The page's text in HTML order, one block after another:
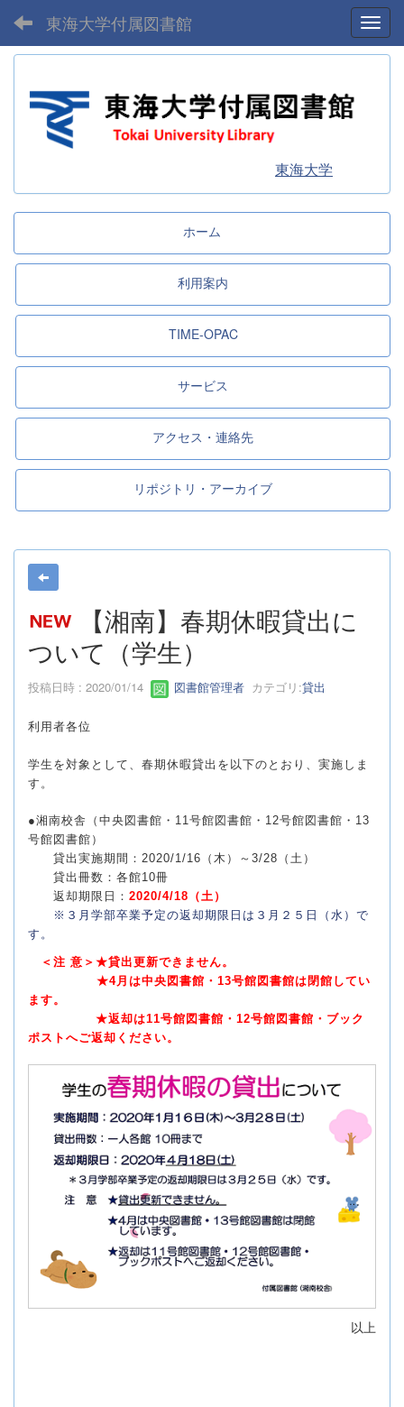
東海大学付属図書館
東海大学
ホーム
利用案内
TIME-OPAC
サービス
アクセス・連絡先
リポジトリ・アーカイブ
【湘南】春期休暇貸出に
ついて（学生）
投稿日時 : 2020/01/14 図書館管理者 カテゴリ:貸出
利用者各位
学生を対象として、春期休暇貸出を以下のとおり、実施しま
す。
●湘南校舎（中央図書館・11号館図書館・12号館図書館・13
号館図書館）
貸出実施期間：2020/1/16（木）～3/28（土）
貸出冊数：各館10冊
返却期限日： 2020/4/18（土）
※３月学部卒業予定の返却期限日は３月２５日（水）で
す。
＜注 意＞★貸出更新できません。
★4月は中央図書館・13号館図書館は閉館してい
ます。
★返却は11号館図書館・12号館図書館・ブック
ポストへご返却ください。
以上